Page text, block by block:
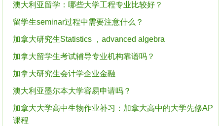
澳大利亚留学：哪些大学工程专业比较好？
留学生seminar过程中需要注意什么？
加拿大研究生Statistics ，advanced algebra
加拿大留学生考试辅导专业机构靠谱吗？
加拿大研究生会计学企业金融
澳大利亚墨尔本大学容易申请吗？
加拿大大学高中生物作业补习：加拿大高中的大学先修AP
课程